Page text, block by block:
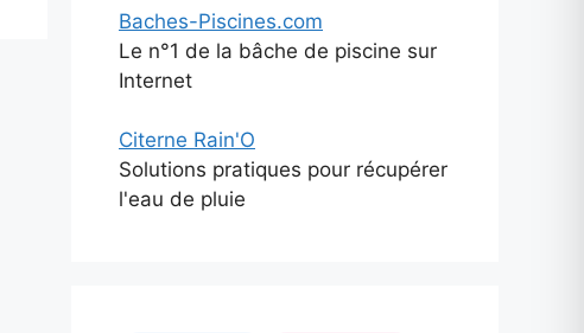
Baches-Piscines.com
Le n°1 de la bâche de piscine sur
Internet
Citerne Rain'O
Solutions pratiques pour récupérer
l'eau de pluie